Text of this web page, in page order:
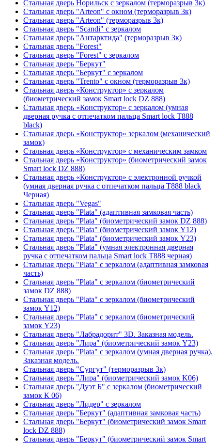
Стальная дверь Норильск с зеркалом (терморазрыв 3к)
Стальная дверь "Arteon" с окном (терморазрыв 3к)
Стальная дверь "Arteon" (терморазрыв 3к)
Стальная дверь "Scandi" с зеркалом
Стальная дверь "Антарктида" (терморазрыв 3к)
Стальная дверь "Forest"
Стальная дверь "Forest" с зеркалом
Стальная дверь "Беркут"
Стальная дверь "Беркут" с зеркалом
Стальная дверь "Trento" с окном (терморазрыв 3к)
Стальная дверь «Конструктор» с зеркалом
(биометрический замок Smart lock DZ 888)
Стальная дверь «Конструктор» с зеркалом (умная
дверная ручка с отпечатком пальца Smart lock T888
black)
Стальная дверь «Конструктор» зеркалом (механический
замок)
Стальная дверь «Конструктор» с механическим замком
Стальная дверь «Конструктор» (биометрический замок
Smart lock DZ 888)
Стальная дверь «Конструктор» с электронной ручкой
(умная дверная ручка с отпечатком пальца T888 black
Черная)
Стальная дверь "Vegas"
Стальная дверь "Plata" (адаптивная замковая часть)
Стальная дверь "Plata" (биометрический замок DZ 888)
Стальная дверь "Plata" (биометрический замок Y12)
Стальная дверь "Plata" (биометрический замок Y23)
Стальная дверь "Plata" (умная электронная дверная
ручка с отпечатком пальца Smart lock T888 черная)
Стальная дверь "Plata" с зеркалом (адаптивная замковая
часть)
Стальная дверь "Plata" с зеркалом (биометрический
замок DZ 888)
Стальная дверь "Plata" с зеркалом (биометрический
замок Y12)
Стальная дверь "Plata" с зеркалом (биометрический
замок Y23)
Стальная дверь "Лабрадорит" 3D. Заказная модель.
Стальная дверь "Лира" (биометрический замок Y23)
Стальная дверь "Plata" с зеркалом (умная дверная ручка).
Заказная модель.
Стальная дверь "Сургут" (терморазрыв 3к)
Стальная дверь "Лира" (биометрический замок K06)
Стальная дверь "Дуэт Б" с зеркалом (биометрический
замок К 06)
Стальная дверь "Лидер" с зеркалом
Стальная дверь "Беркут" (адаптивная замковая часть)
Стальная дверь "Беркут" (биометрический замок Smart
lock DZ 888)
Стальная дверь "Беркут" (биометрический замок Smart